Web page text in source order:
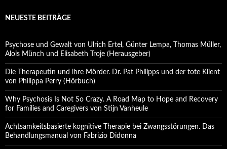
NEUESTE BEITRÄGE
Psychose und Gewalt von Ulrich Ertel, Günter Lempa, Thomas Müller,
Alois Münch und Elisabeth Troje (Herausgeber)
Die Therapeutin und ihre Mörder. Dr. Pat Philipps und der tote Klient
von Philippa Perry (Hörbuch)
Why Psychosis Is Not So Crazy. A Road Map to Hope and Recovery
for Families and Caregivers von Stijn Vanheule
Achtsamkeitsbasierte kognitive Therapie bei Zwangsstörungen. Das
Behandlungsmanual von Fabrizio Didonna